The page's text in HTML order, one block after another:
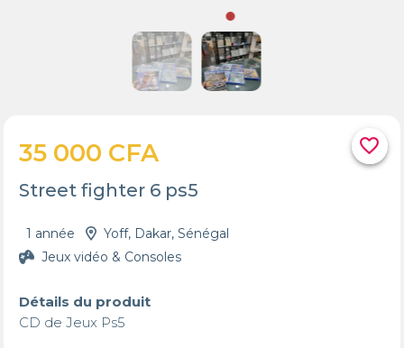
favorite_border
35 000 CFA
Street fighter 6 ps5
1 année
Yoff, Dakar, Sénégal
Jeux vidéo & Consoles
Détails du produit
CD de Jeux Ps5